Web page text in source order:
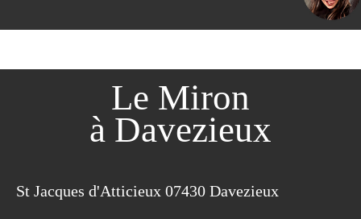
Le Miron
à Davezieux
St Jacques d'Atticieux 07430 Davezieux